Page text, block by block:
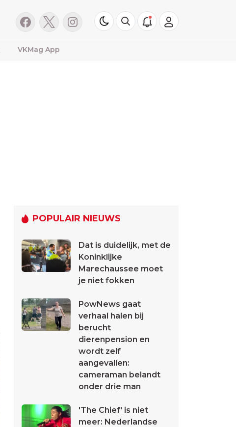
VKMag App
POPULAIR NIEUWS
Dat is duidelijk, met de
Koninklijke
Marechaussee moet
je niet fokken
PowNews gaat
verhaal halen bij
berucht
dierenpension en
wordt zelf
aangevallen:
cameraman belandt
onder drie man
'The Chief' is niet
meer: Nederlandse